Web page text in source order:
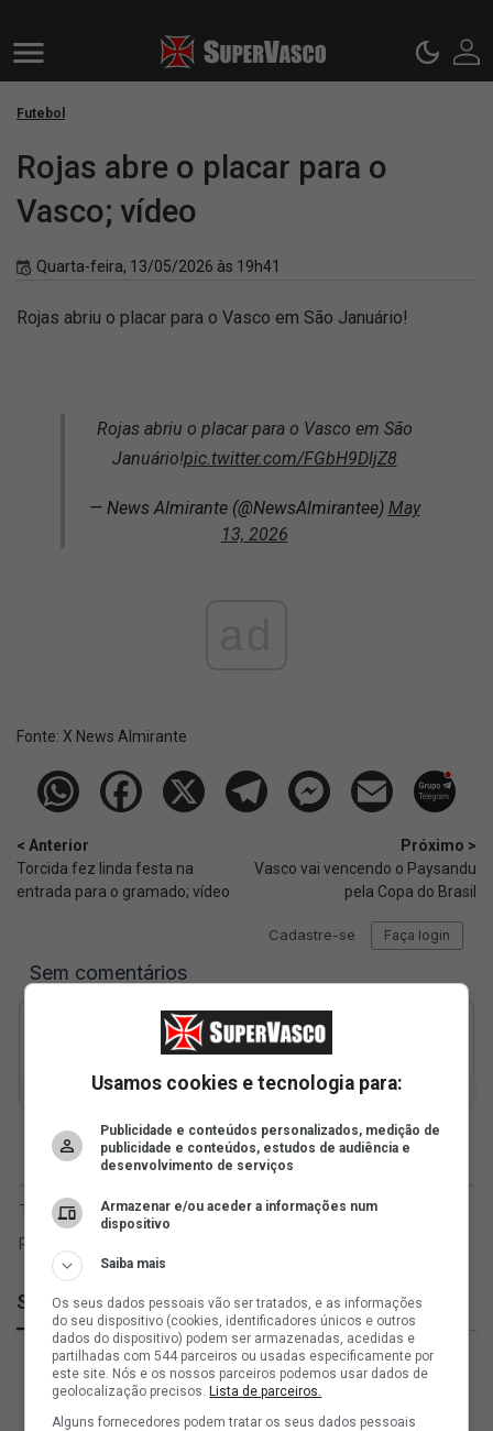
Futebol
Rojas abre o placar para o
Vasco; vídeo
Quarta-feira, 13/05/2026 às 19h41
Rojas abriu o placar para o Vasco em São Januário!
Rojas abriu o placar para o Vasco em São
Januário!pic.twitter.com/FGbH9DljZ8
— News Almirante (@NewsAlmirantee) May
13, 2026
Fonte: X News Almirante
< Anterior
Torcida fez linda festa na
entrada para o gramado; vídeo
Próximo >
Vasco vai vencendo o Paysandu
pela Copa do Brasil
SuperVasco
Usamos cookies e tecnologia para:
Publicidade e conteúdos personalizados, medição de
publicidade e conteúdos, estudos de audiência e
desenvolvimento de serviços
Armazenar e/ou aceder a informações num
dispositivo
Saiba mais
Os seus dados pessoais vão ser tratados, e as informações
do seu dispositivo (cookies, identificadores únicos e outros
dados do dispositivo) podem ser armazenadas, acedidas e
partilhadas com 544 parceiros ou usadas especificamente por
este site. Nós e os nossos parceiros podemos usar dados de
geolocalização precisos. Lista de parceiros.
Alguns fornecedores podem tratar os seus dados pessoais